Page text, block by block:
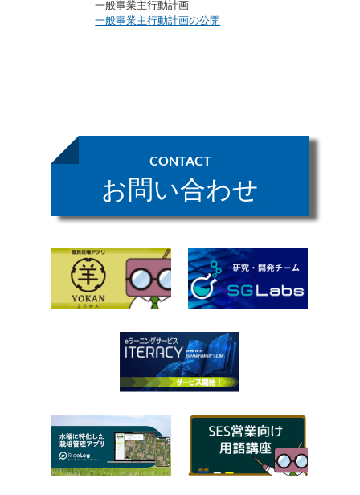
一般事業主行動計画
一般事業主行動計画の公開
CONTACT
お問い合わせ